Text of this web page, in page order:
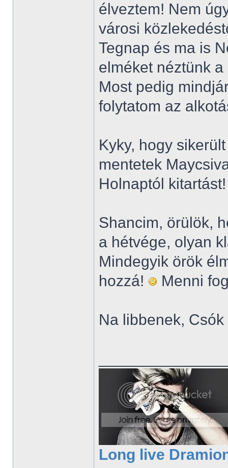
élveztem! Nem
városi
Tegnap és ma is
elméket néztünk
Most pedig
folytatom az
Kyky, hogy
mentetek
Holnaptól
Shancim, örülök,
a hétvége, olyan
Mindegyik örök
hozzá!
Menni
Na libbenek,
Long live